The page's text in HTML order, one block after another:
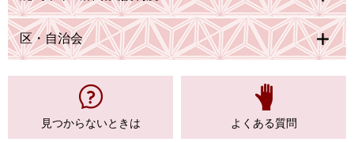
区・自治会
見つからないときは よくある質問